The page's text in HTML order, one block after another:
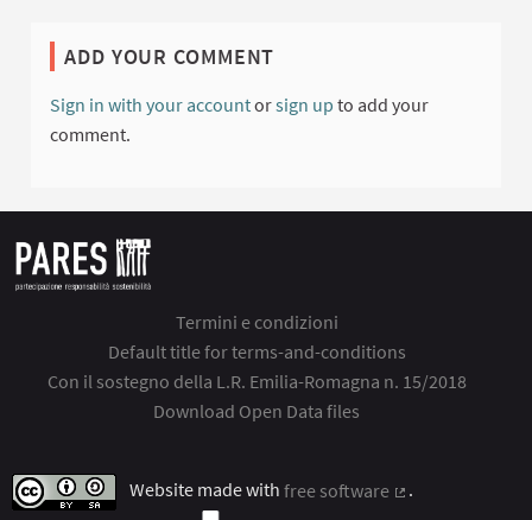
ADD YOUR COMMENT
Sign in with your accountorsign up to add your
comment.
Termini e condizioni
Default title for terms-and-conditions
Con il sostegno della L.R. Emilia-Romagna n. 15/2018
Download Open Data files
Website made with free software
.